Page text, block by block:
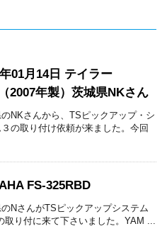
01月14日 テイラー
2007年製）茨城県NKさん
NKさんから、TSピックアップ・シ
３の取り付け依頼が来ました。今回
FS-325RBD
NさんがTSピックアップシステム
取り付に来て下さいました。YAM ...